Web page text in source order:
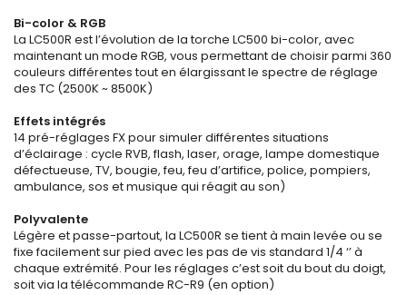
Bi-color & RGB
La LC500R est l’évolution de la torche LC500 bi-color, avec
maintenant un mode RGB, vous permettant de choisir parmi 360
couleurs différentes tout en élargissant le spectre de réglage
des TC (2500K ~ 8500K)
Effets intégrés
14 pré-réglages FX pour simuler différentes situations
d’éclairage : cycle RVB, flash, laser, orage, lampe domestique
défectueuse, TV, bougie, feu, feu d’artifice, police, pompiers,
ambulance, sos et musique qui réagit au son)
Polyvalente
Légère et passe-partout, la LC500R se tient à main levée ou se
fixe facilement sur pied avec les pas de vis standard 1/4 ‘’ à
chaque extrémité. Pour les réglages c’est soit du bout du doigt,
soit via la télécommande RC-R9 (en option)